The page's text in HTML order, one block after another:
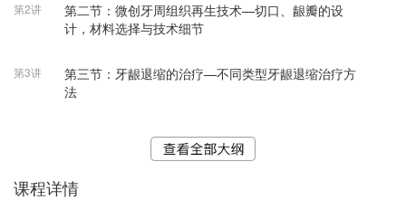
第2讲
第二节：微创牙周组织再生技术—切口、龈瓣的设
计，材料选择与技术细节
第3讲
第三节：牙龈退缩的治疗—不同类型牙龈退缩治疗方
法
课程详情